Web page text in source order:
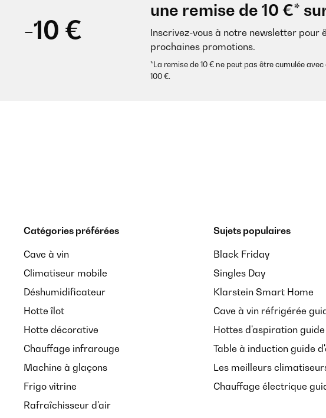
-10 €
une remise de 10 €*
Inscrivez-vous à notre newsletter
prochaines promotions.
*La remise de 10 € ne peut pas être cumulée
100 €.
Catégories préférées
Cave à vin
Climatiseur mobile
Déshumidificateur
Hotte îlot
Hotte décorative
Chauffage infrarouge
Machine à glaçons
Frigo vitrine
Rafraîchisseur d'air
Sujets populaires
Black Friday
Singles Day
Klarstein Smart Home
Cave à vin réfrigérée
Hottes d'aspiration
Table à induction guide
Les meilleurs
Chauffage électrique